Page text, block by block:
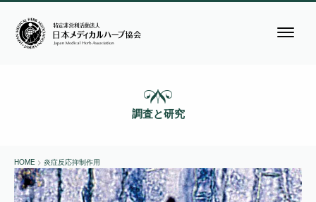
調査と研究
HOME > 炎症反応抑制作用